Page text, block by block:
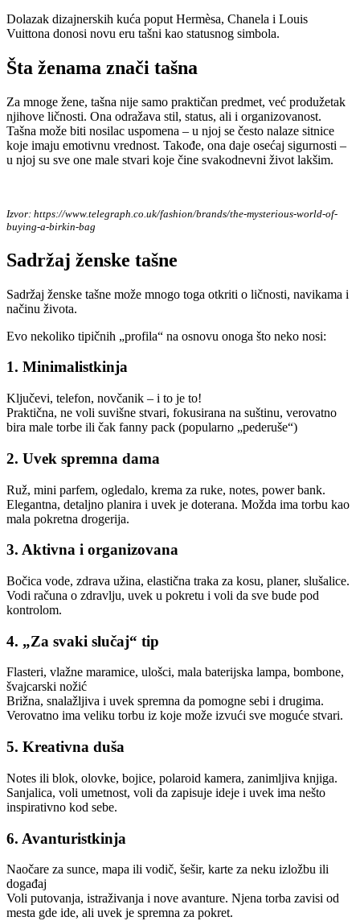
Dolazak dizajnerskih kuća poput Hermèsa, Chanela i Louis
Vuittona donosi novu eru tašni kao statusnog simbola.
Šta ženama znači tašna
Za mnoge žene, tašna nije samo praktičan predmet, već produžetak
njihove ličnosti. Ona odražava stil, status, ali i organizovanost.
Tašna može biti nosilac uspomena – u njoj se često nalaze sitnice
koje imaju emotivnu vrednost. Takođe, ona daje osećaj sigurnosti –
u njoj su sve one male stvari koje čine svakodnevni život lakšim.
Izvor: https://www.telegraph.co.uk/fashion/brands/the-mysterious-world-of-
buying-a-birkin-bag
Sadržaj ženske tašne
Sadržaj ženske tašne može mnogo toga otkriti o ličnosti, navikama i
načinu života.
Evo nekoliko tipičnih „profila“ na osnovu onoga što neko nosi:
1. Minimalistkinja
Ključevi, telefon, novčanik – i to je to!
Praktična, ne voli suvišne stvari, fokusirana na suštinu, verovatno
bira male torbe ili čak fanny pack (popularno „pederuše“)
2. Uvek spremna dama
Ruž, mini parfem, ogledalo, krema za ruke, notes, power bank.
Elegantna, detaljno planira i uvek je doterana. Možda ima torbu kao
mala pokretna drogerija.
3. Aktivna i organizovana
Bočica vode, zdrava užina, elastična traka za kosu, planer, slušalice.
Vodi računa o zdravlju, uvek u pokretu i voli da sve bude pod
kontrolom.
4. „Za svaki slučaj“ tip
Flasteri, vlažne maramice, ulošci, mala baterijska lampa, bombone,
švajcarski nožić
Brižna, snalažljiva i uvek spremna da pomogne sebi i drugima.
Verovatno ima veliku torbu iz koje može izvući sve moguće stvari.
5. Kreativna duša
Notes ili blok, olovke, bojice, polaroid kamera, zanimljiva knjiga.
Sanjalica, voli umetnost, voli da zapisuje ideje i uvek ima nešto
inspirativno kod sebe.
6. Avanturistkinja
Naočare za sunce, mapa ili vodič, šešir, karte za neku izložbu ili
događaj
Voli putovanja, istraživanja i nove avanture. Njena torba zavisi od
mesta gde ide, ali uvek je spremna za pokret.